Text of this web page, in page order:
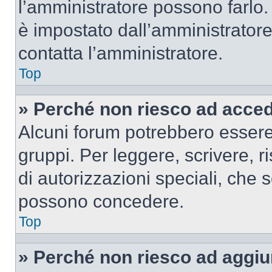
l’amministratore possono
è impostato
contatta l’amministratore.
Top
» Perché non riesco ad
Alcuni forum potrebbero
gruppi. Per leggere, scrivere,
di autorizzazioni speciali, che
possono concedere.
Top
» Perché non riesco ad